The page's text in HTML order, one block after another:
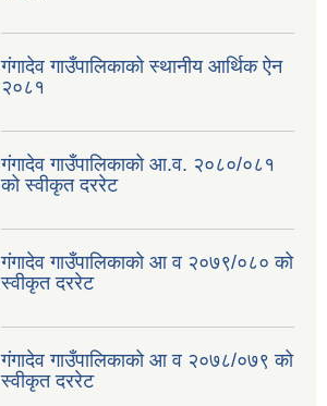
गंगादेव गाउँपालिकाको स्थानीय आर्थिक ऐन
२०८१
गंगादेव गाउँपालिकाको आ.व. २०८०/०८१
को स्वीकृत दररेट
गंगादेव गाउँपालिकाको आ व २०७९/०८० को
स्वीकृत दररेट
गंगादेव गाउँपालिकाको आ व २०७८/०७९ को
स्वीकृत दररेट